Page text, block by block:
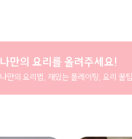
나만의 요리를 올려주세요!
나만의 요리법, 재밌는 플레이팅, 요리 꿀